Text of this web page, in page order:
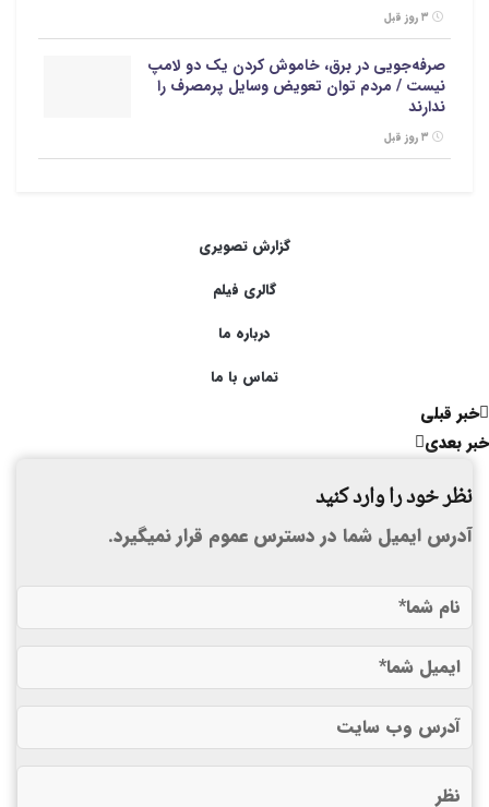
صرفه‌جویی در برق، خاموش کردن یک دو لامپ
نیست / مردم توان تعویض وسایل پرمصرف را
ندارند
گزارش تصویری
گالری فیلم
درباره ما
تماس با ما
خبر قبلی
خبر بعدی
نظر خود را وارد کنید
آدرس ایمیل شما در دسترس عموم قرار نمیگیرد.